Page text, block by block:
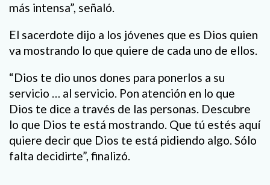
más intensa”, señaló.
El sacerdote dijo a los jóvenes que es Dios quien
va mostrando lo que quiere de cada uno de ellos.
“Dios te dio unos dones para ponerlos a su
servicio … al servicio. Pon atención en lo que
Dios te dice a través de las personas. Descubre
lo que Dios te está mostrando. Que tú estés aquí
quiere decir que Dios te está pidiendo algo. Sólo
falta decidirte”, finalizó.